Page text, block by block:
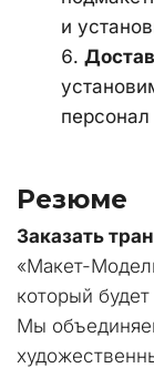
и
Резюме
Заказать
«Макет-
который
Мы